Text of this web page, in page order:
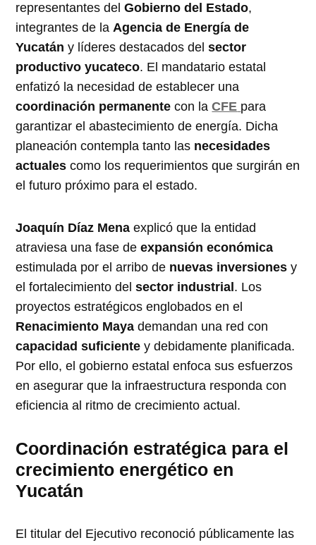
representantes delGobierno del Estado,
integrantes de laAgencia de Energía de
Yucatán y líderes destacados delsector
productivo yucateco. El mandatario estatal
enfatizó la necesidad de establecer una
coordinación permanente con laCFE para
garantizar el abastecimiento de energía. Dicha
planeación contempla tanto las necesidades
actuales como los requerimientos que surgirán en
el futuro próximo para el estado.
Joaquín Díaz Mena explicó que la entidad
atraviesa una fase deexpansión económica
estimulada por el arribo de nuevas inversiones y
el fortalecimiento delsector industrial . Los
proyectos estratégicos englobados en el
Renacimiento Maya demandan una red con
capacidad suficiente y debidamente planificada.
Por ello, el gobierno estatal enfoca sus esfuerzos
en asegurar que la infraestructura responda con
eficiencia al ritmo de crecimiento actual.
Coordinación estratégica para el
crecimiento energético en
Yucatán
El titular del Ejecutivo reconoció públicamente las